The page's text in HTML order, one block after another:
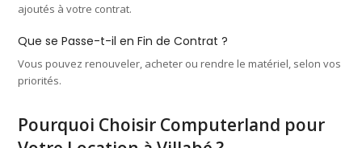
ajoutés à votre contrat.
Que se Passe-t-il en Fin de Contrat ?
Vous pouvez renouveler, acheter ou rendre le matériel, selon vos
priorités.
Pourquoi Choisir Computerland pour